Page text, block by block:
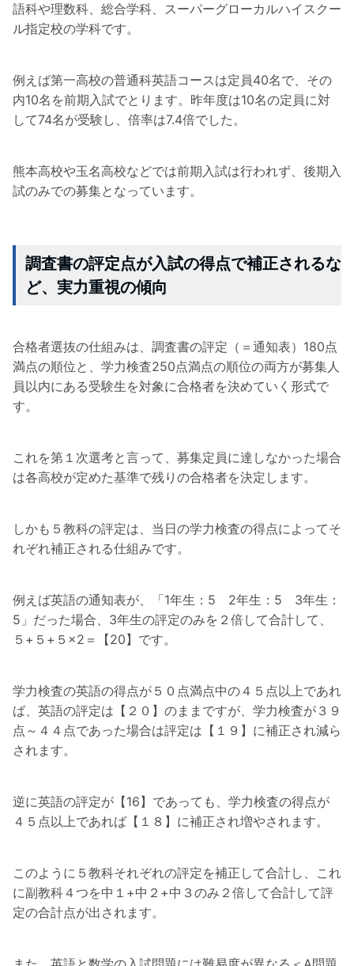
語科や理数科、総合学科、スーパーグローカルハイスクー
ル指定校の学科です。
例えば第一高校の普通科英語コースは定員40名で、その
内10名を前期入試でとります。昨年度は10名の定員に対
して74名が受験し、倍率は7.4倍でした。
熊本高校や玉名高校などでは前期入試は行われず、後期入
試のみでの募集となっています。
調査書の評定点が入試の得点で補正されるな
ど、実力重視の傾向
合格者選抜の仕組みは、調査書の評定（＝通知表）180点
満点の順位と、学力検査250点満点の順位の両方が募集人
員以内にある受験生を対象に合格者を決めていく形式で
す。
これを第１次選考と言って、募集定員に達しなかった場合
は各高校が定めた基準で残りの合格者を決定します。
しかも５教科の評定は、当日の学力検査の得点によってそ
れぞれ補正される仕組みです。
例えば英語の通知表が、「1年生：5 2年生：5 3年生：
5」だった場合、3年生の評定のみを２倍して合計して、
５+５+５×2＝【20】です。
学力検査の英語の得点が５０点満点中の４５点以上であれ
ば、英語の評定は【２０】のままですが、学力検査が３９
点～４４点であった場合は評定は【１９】に補正され減ら
されます。
逆に英語の評定が【16】であっても、学力検査の得点が
４５点以上であれば【１８】に補正され増やされます。
このように５教科それぞれの評定を補正して合計し、これ
に副教科４つを中１+中２+中３のみ２倍して合計して評
定の合計点が出されます。